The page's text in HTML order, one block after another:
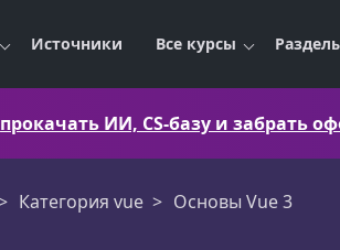
Источники Все курсы
прокачать ИИ, CS-базу и забрать
Категория vue Основы Vue 3